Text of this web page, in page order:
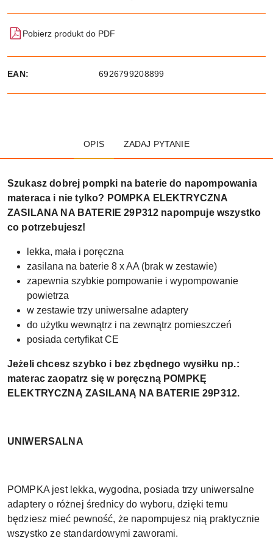
Pobierz produkt do PDF
EAN: 6926799208899
OPIS ZADAJ PYTANIE
Szukasz dobrej pompki na baterie do napompowania
materaca i nie tylko? POMPKA ELEKTRYCZNA
ZASILANA NA BATERIE 29P312 napompuje wszystko
co potrzebujesz!
lekka, mała i poręczna
zasilana na baterie 8 x AA (brak w zestawie)
zapewnia szybkie pompowanie i wypompowanie
powietrza
w zestawie trzy uniwersalne adaptery
do użytku wewnątrz i na zewnątrz pomieszczeń
posiada certyfikat CE
Jeżeli chcesz szybko i bez zbędnego wysiłku np.:
materac zaopatrz się w poręczną POMPKĘ
ELEKTRYCZNĄ ZASILANĄ NA BATERIE 29P312.
UNIWERSALNA
POMPKA jest lekka, wygodna, posiada trzy uniwersalne
adaptery o różnej średnicy do wyboru, dzięki temu
będziesz mieć pewność, że napompujesz nią praktycznie
wszystko ze standardowymi zaworami.